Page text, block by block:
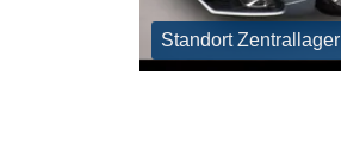
Standort Zentrallager